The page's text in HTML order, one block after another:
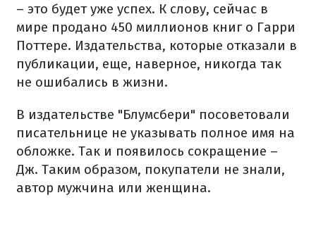
– это будет уже успех. К слову, сейчас в
мире продано 450 миллионов книг о Гарри
Поттере. Издательства, которые отказали в
публикации, еще, наверное, никогда так
не ошибались в жизни.
В издательстве "Блумсбери" посоветовали
писательнице не указывать полное имя на
обложке. Так и появилось сокращение –
Дж. Таким образом, покупатели не знали,
автор мужчина или женщина.